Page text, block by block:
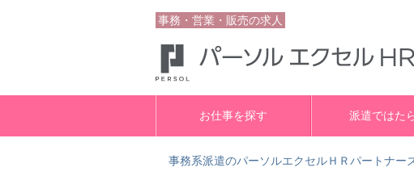
事務・営業・販売の求人
お仕事を探す 派遣ではた
事務系派遣のパーソルエクセルＨＲパートナー